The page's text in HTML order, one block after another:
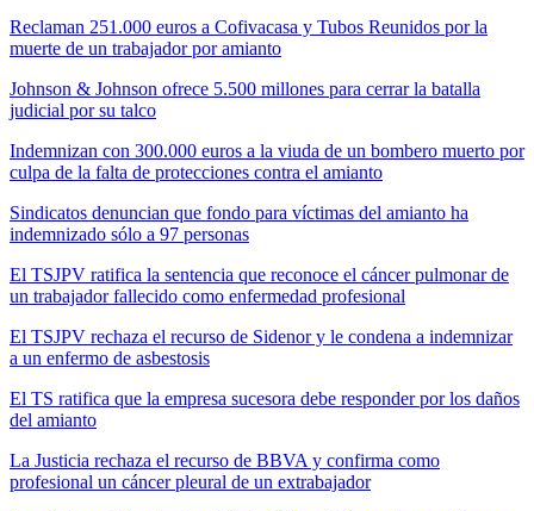
Reclaman 251.000 euros a Cofivacasa y Tubos Reunidos por la
muerte de un trabajador por amianto
Johnson & Johnson ofrece 5.500 millones para cerrar la batalla
judicial por su talco
Indemnizan con 300.000 euros a la viuda de un bombero muerto por
culpa de la falta de protecciones contra el amianto
Sindicatos denuncian que fondo para víctimas del amianto ha
indemnizado sólo a 97 personas
El TSJPV ratifica la sentencia que reconoce el cáncer pulmonar de
un trabajador fallecido como enfermedad profesional
El TSJPV rechaza el recurso de Sidenor y le condena a indemnizar
a un enfermo de asbestosis
El TS ratifica que la empresa sucesora debe responder por los daños
del amianto
La Justicia rechaza el recurso de BBVA y confirma como
profesional un cáncer pleural de un extrabajador